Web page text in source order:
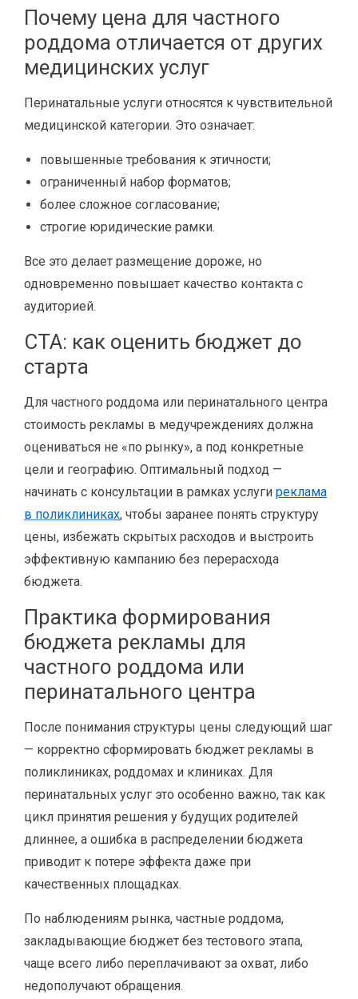
Почему цена для частного
роддома отличается от других
медицинских услуг
Перинатальные услуги относятся к чувствительной
медицинской категории. Это означает:
повышенные требования к этичности;
ограниченный набор форматов;
более сложное согласование;
строгие юридические рамки.
Все это делает размещение дороже, но
одновременно повышает качество контакта с
аудиторией.
CTA: как оценить бюджет до
старта
Для частного роддома или перинатального центра
стоимость рекламы в медучреждениях должна
оцениваться не «по рынку», а под конкретные
цели и географию. Оптимальный подход —
начинать с консультации в рамках услуги реклама
в поликлиниках, чтобы заранее понять структуру
цены, избежать скрытых расходов и выстроить
эффективную кампанию без перерасхода
бюджета.
Практика формирования
бюджета рекламы для
частного роддома или
перинатального центра
После понимания структуры цены следующий шаг
— корректно сформировать бюджет рекламы в
поликлиниках, роддомах и клиниках. Для
перинатальных услуг это особенно важно, так как
цикл принятия решения у будущих родителей
длиннее, а ошибка в распределении бюджета
приводит к потере эффекта даже при
качественных площадках.
По наблюдениям рынка, частные роддома,
закладывающие бюджет без тестового этапа,
чаще всего либо переплачивают за охват, либо
недополучают обращения.